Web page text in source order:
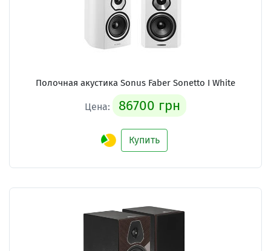
Полочная акустика Sonus Faber Sonetto I White
Цена: 86700 грн
Купить